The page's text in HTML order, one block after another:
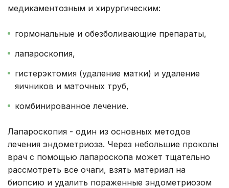
медикаментозным и хирургическим:
гормональные и обезболивающие препараты,
лапароскопия,
гистерэктомия (удаление матки) и удаление
яичников и маточных труб,
комбинированное лечение.
Лапароскопия - один из основных методов
лечения эндометриоза. Через небольшие проколы
врач с помощью лапароскопа может тщательно
рассмотреть все очаги, взять материал на
биопсию и удалить пораженные эндометриозом